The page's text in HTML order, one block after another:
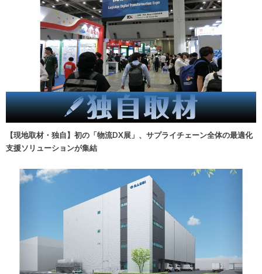
【現地取材・独自】初の「物流DX展」、サプライチェーン全体の最適化
支援ソリューションが集結